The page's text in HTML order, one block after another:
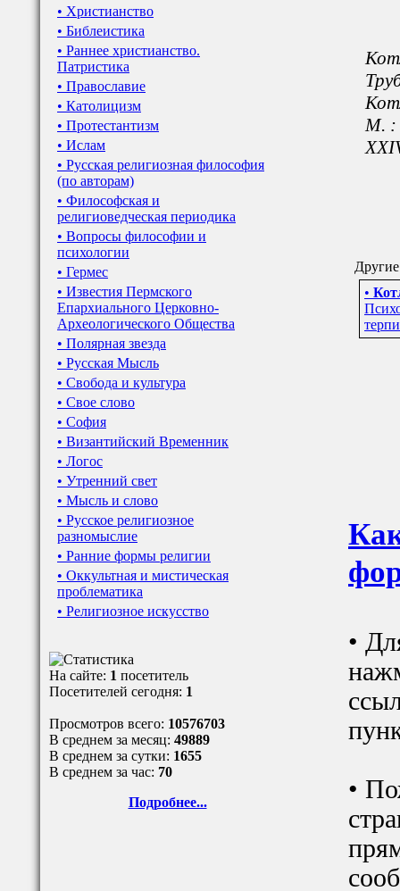
• Христианство
• Библеистика
• Раннее христианство.
Патристика
• Православие
• Католицизм
• Протестантизм
• Ислам
• Русская религиозная философия
(по авторам)
• Философская и
религиоведческая периодика
• Вопросы философии и
психологии
• Гермес
• Известия Пермского
Епархиального Церковно-
Археологического Общества
• Полярная звезда
• Русская Мысль
• Свобода и культура
• Свое слово
• София
• Византийский Временник
• Логос
• Утренний свет
• Мысль и слово
• Русское религиозное
разномыслие
• Ранние формы религии
• Оккультная и мистическая
проблематика
• Религиозное искусство
На сайте: 1 посетитель
Посетителей сегодня: 1
Просмотров всего: 10576703
В среднем за месяц: 49889
В среднем за сутки: 1655
В среднем за час: 70
Подробнее...
М. :
•
•
•